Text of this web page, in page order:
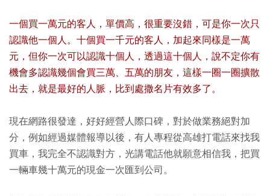
一個買一萬元的客人，單價高，很重要沒錯，可是你一次只
認識他一個人。十個買一千元的客人，加起來同樣是一萬
元，但你一次可以認識十個人，透過這十個人，說不定你有
機會多認識幾個會買三萬、五萬的朋友，這樣一圈一圈擴散
出去，就是最好的人脈，比到處撒名片有效多了。
現在網路很發達，好好經營人際口碑，對於做業務絕對加
分，例如經過媒體報導以後，有人專程從高雄打電話來找我
買車，我完全不認識對方，光講電話他就願意相信我，把買
一輛車幾十萬元的現金一次匯到公司。